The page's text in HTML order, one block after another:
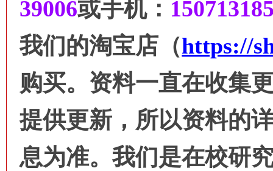
39006或手机：
我们的淘宝店（https://
购买。资料一直在收集
提供更新，所以资料的
息为准。我们是在校研